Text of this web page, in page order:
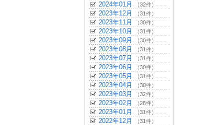
2024年01月 （32件）
2023年12月 （31件）
2023年11月 （30件）
2023年10月 （31件）
2023年09月 （30件）
2023年08月 （31件）
2023年07月 （31件）
2023年06月 （30件）
2023年05月 （31件）
2023年04月 （30件）
2023年03月 （32件）
2023年02月 （28件）
2023年01月 （31件）
2022年12月 （31件）